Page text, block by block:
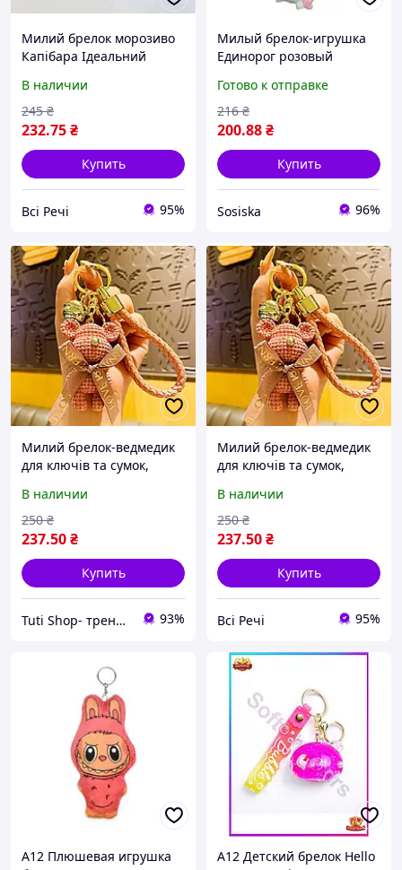
Милий брелок морозиво
Капібара Ідеальний
В наличии
232.75₴
245 ₴
Купить
Всі Речі 95%
Милый брелок-игрушка
Единорог розовый
силикона
Готово к отправке
200.88₴
216 ₴
Купить
Sosiska 96%
Милий брелок-ведмедик
для ключів та сумок,
В наличии
237.50₴
250 ₴
Купить
Tuti Shop- трендові подарунки для дітей 93%
Милий брелок-ведмедик
для ключів та сумок,
В наличии
237.50₴
250 ₴
Купить
Всі Речі 95%
A12 Плюшевая игрушка
A12 Детский брелок Hello